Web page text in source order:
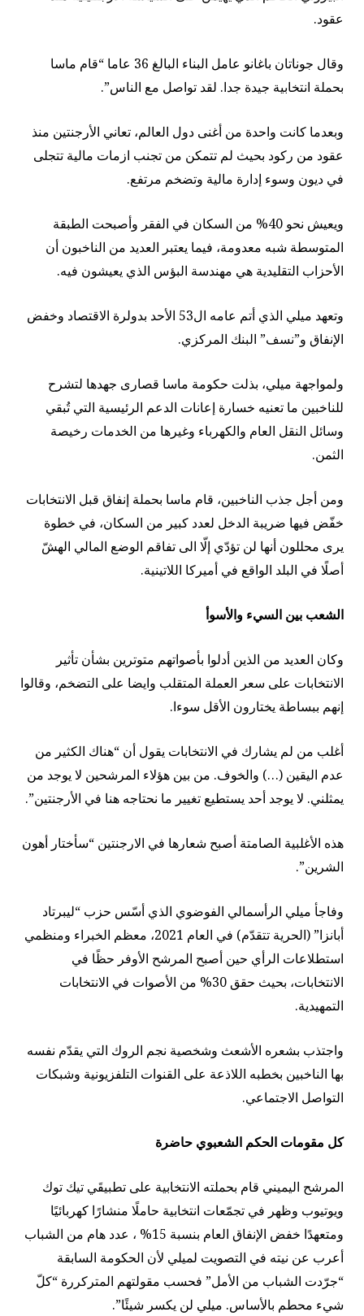
عقود.
وقال جوناتان باغانو عامل البناء البالغ 36 عاما “قام ماسا
بحملة انتخابية جيدة جدا. لقد تواصل مع الناس”.
وبعدما كانت واحدة من أغنى دول العالم، تعاني الأرجنتين منذ
عقود من ركود بحيث لم تتمكن من تجنب ازمات مالية تتجلى
في ديون وسوء إدارة مالية وتضخم مرتفع.
ويعيش نحو 40% من السكان في الفقر وأصبحت الطبقة
المتوسطة شبه معدومة، فيما يعتبر العديد من الناخبون أن
الأحزاب التقليدية هي مهندسة البؤس الذي يعيشون فيه.
وتعهد ميلي الذي أتم عامه ال53 الأحد بدولرة الاقتصاد وخفض
الإنفاق و”نسف” البنك المركزي.
ولمواجهة ميلي، بذلت حكومة ماسا قصارى جهدها لتشرح
للناخبين ما تعنيه خسارة إعانات الدعم الرئيسية التي تُبقي
وسائل النقل العام والكهرباء وغيرها من الخدمات رخيصة
الثمن.
ومن أجل جذب الناخبين، قام ماسا بحملة إنفاق قبل الانتخابات
خفّض فيها ضريبة الدخل لعدد كبير من السكان، في خطوة
يرى محللون أنها لن تؤدّي إلّا الى تفاقم الوضع المالي الهشّ
أصلًا في البلد الواقع في أميركا اللاتينية.
الشعب بين السيء والأسوأ
وكان العديد من الذين أدلوا بأصواتهم متوترين بشأن تأثير
الانتخابات على سعر العملة المتقلب وايضا على التضخم، وقالوا
إنهم ببساطة يختارون الأقل سوءا.
أغلب من لم يشارك في الانتخابات يقول أن “هناك الكثير من
عدم اليقين (…) والخوف. من بين هؤلاء المرشحين لا يوجد من
يمثلني. لا يوجد أحد يستطيع تغيير ما نحتاجه هنا في الأرجنتين”.
هذه الأغلبية الصامتة أصبح شعارها في الارجنتين “سأختار أهون
الشرين”.
وفاجأ ميلي الرأسمالي الفوضوي الذي أسّس حزب “ليبرتاد
أبانزا” (الحرية تتقدّم) في العام 2021، معظم الخبراء ومنظمي
استطلاعات الرأي حين أصبح المرشح الأوفر حظًا في
الانتخابات، بحيث حقق 30% من الأصوات في الانتخابات
التمهيدية.
واجتذب بشعره الأشعث وشخصية نجم الروك التي يقدّم نفسه
بها الناخبين بخطبه اللاذعة على القنوات التلفزيونية وشبكات
التواصل الاجتماعي.
كل مقومات الحكم الشعبوي حاضرة
المرشح اليميني قام بحملته الانتخابية على تطبيقَي تيك توك
ويوتيوب وظهر في تجمّعات انتخابية حاملًا منشارًا كهربائيًا
ومتعهدًا خفض الإنفاق العام بنسبة 15% ، عدد هام من الشباب
أعرب عن نيته في التصويت لميلي لأن الحكومة السابقة
“جرّدت الشباب من الأمل” فحسب مقولتهم المتركررة “كلّ
شيء محطم بالأساس. ميلي لن يكسر شيئًا”.